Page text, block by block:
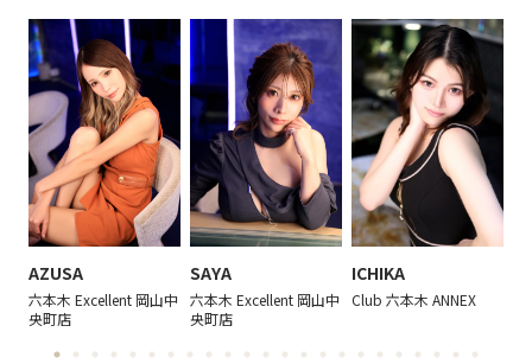
AZUSA
六本木 Excellent 岡山中
央町店
SAYA
六本木 Excellent 岡山中
央町店
ICHIKA
Club 六本木 ANNEX